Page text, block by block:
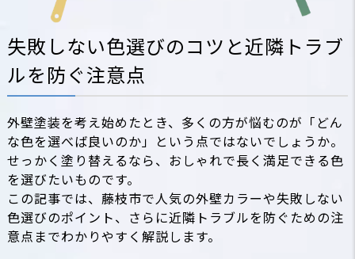
失敗しない色選びのコツと近隣トラブ
ルを防ぐ注意点
外壁塗装を考え始めたとき、多くの方が悩むのが「どん
な色を選べば良いのか」という点ではないでしょうか。
せっかく塗り替えるなら、おしゃれで長く満足できる色
を選びたいものです。
この記事では、藤枝市で人気の外壁カラーや失敗しない
色選びのポイント、さらに近隣トラブルを防ぐための注
意点までわかりやすく解説します。